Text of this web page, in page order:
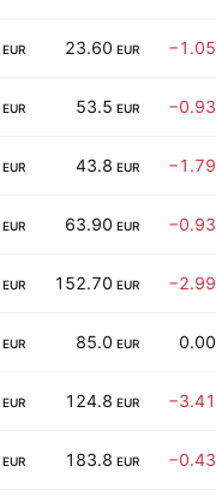
EUR 23.60 EUR
EUR 53.5 EUR
EUR 43.8 EUR
EUR 63.90 EUR
EUR 152.70 EUR
EUR 85.0 EUR
EUR 124.8 EUR
EUR 183.8 EUR